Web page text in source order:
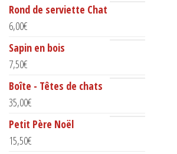
Rond de serviette Chat
6,00€
Sapin en bois
7,50€
Boîte - Têtes de chats
35,00€
Petit Père Noël
15,50€